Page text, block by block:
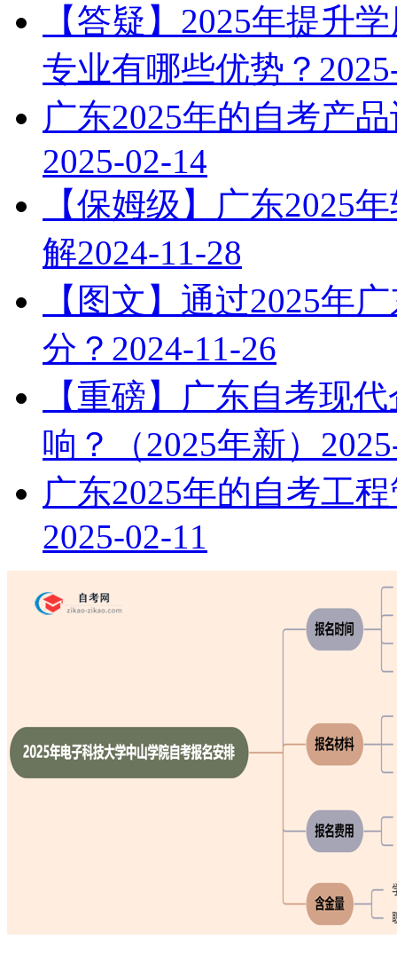
【答疑】2025年提升
专业有哪些优势？
广东2025年的自考产
2025-02-14
【保姆级】广东2025
解2024-11-28
【图文】通过2025年
分？ 2024-11-26
【重磅】广东自考现
响？（2025年新）
广东2025年的自考工
2025-02-11